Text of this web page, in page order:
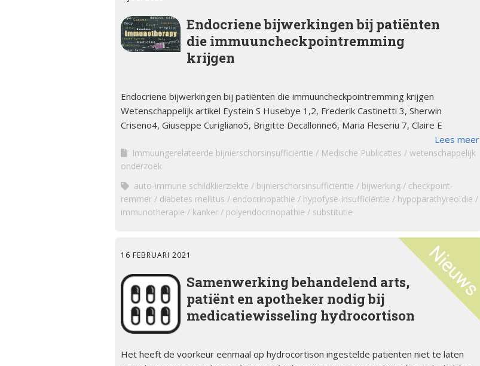
Mini-docu’s
Thesaurus
Bijnieraandoeningen
Endocriene bijwerkingen bij patiënten
die immuuncheckpointremming
krijgen
Endocriene bijwerkingen bij patiënten die immuuncheckpointremming krijgen
Wetenschappelijk artikel Eystein S Husebye 1,2, Frederik Castinetti 3, Sherwin
Criseno4, Giuseppe Curigliano5, Brigitte Decallonne6, Maria Fleseriu 7, Claire E
Lees meer
Immuungerelateerde bijnierschorsinsufficiëntie Medische Publicaties
wetenschappelijk
onderzoek
auto-immune schildklierziekte
bijnierschorsinsufficiëntie bijwerking
checkpoint-
remmer
diabetes mellitus endocrinopathie hypofyse-insufficiëntie
hypoparathyreoïdie
immunotherapie
kanker polyendocrinopathie substitutie
16 FEBRUARI 2021
Samenwerking behandelend arts,
patiënt en apotheker nodig bij
medicatiewisseling hydrocortison
Het heeft de voorkeur eenmaal op hydrocortison ingestelde patiënten niet te laten